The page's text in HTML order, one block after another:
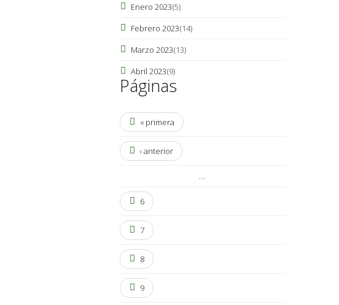
Enero 2023(5)
Febrero 2023(14)
Marzo 2023(13)
Abril 2023(9)
Páginas
« primera
‹ anterior
…
6
7
8
9